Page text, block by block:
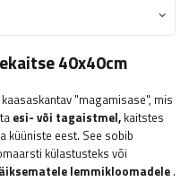
40x40cm
"magamisase", mis
esi- või tagaistmel, kaitstes
küüniste eest. See sobib
külastusteks või
lemmikloomadele.